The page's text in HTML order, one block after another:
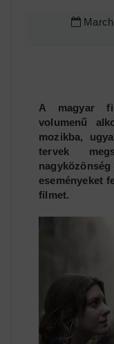
March
A magyar
volumenű
mozikba,
tervek
eseményeket
filmet.